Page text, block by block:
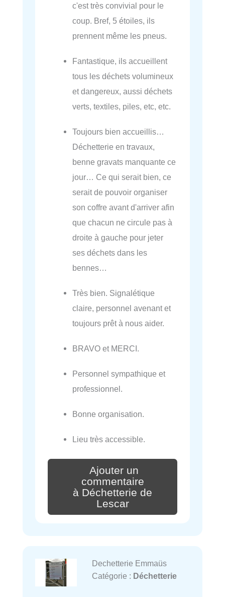
c'est très convivial pour le
coup. Bref, 5 étoiles, ils
prennent même les pneus.
Fantastique, ils accueillent
tous les déchets volumineux
et dangereux, aussi déchets
verts, textiles, piles, etc, etc.
Toujours bien accueillis…
Déchetterie en travaux,
benne gravats manquante ce
jour… Ce qui serait bien, ce
serait de pouvoir organiser
son coffre avant d'arriver afin
que chacun ne circule pas à
droite à gauche pour jeter
ses déchets dans les
bennes…
Très bien. Signalétique
claire, personnel avenant et
toujours prêt à nous aider.
BRAVO et MERCI.
Personnel sympathique et
professionnel.
Bonne organisation.
Lieu très accessible.
Ajouter un
commentaire
à Déchetterie de
Lescar
Dechetterie Emmaüs
Catégorie : Déchetterie